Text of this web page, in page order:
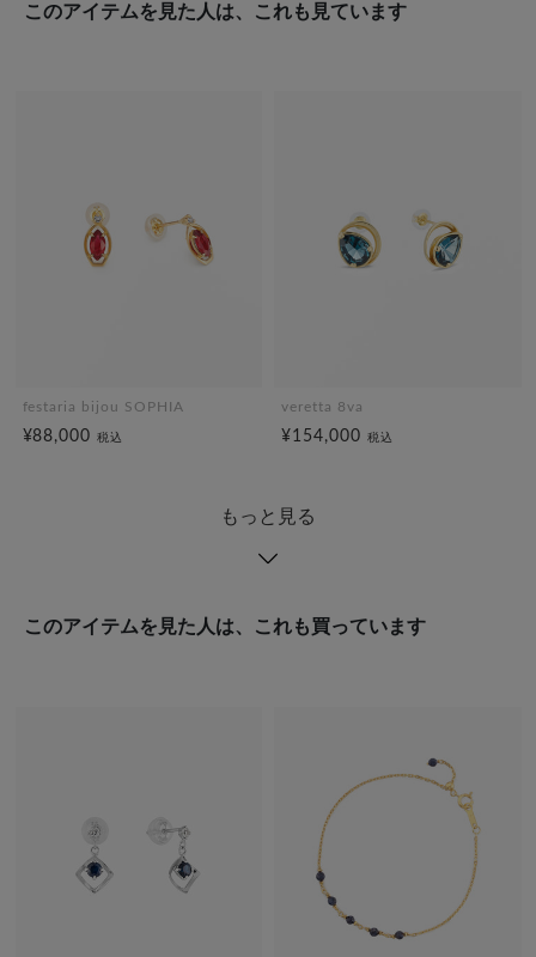
このアイテムを見た人は、これも見ています
festaria bijou SOPHIA
¥88,000税込
veretta 8va
¥154,000 税込
もっと見る
このアイテムを見た人は、これも買っています